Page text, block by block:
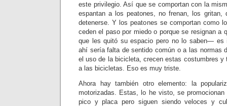
este privilegio. Así que se comportan con la
espantan a los peatones, no frenan, los gritan,
detenerse. Y los peatones se comportan como
ceden el paso por miedo o porque se resignan
que les quitó su espacio pero no lo saben— es
ahí sería falta de sentido común o a las normas
el uso de la bicicleta, crecen estas costumbres y
a las bicicletas. Eso es muy triste.
Ahora hay también otro elemento: la
motorizadas. Estas, lo he visto, se
pico y placa pero siguen siendo veloces y